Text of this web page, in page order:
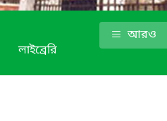
লাইব্রেরি
আরও